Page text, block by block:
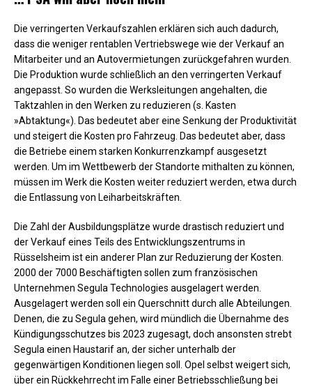
Die verringerten Verkaufszahlen erklären sich auch dadurch,
dass die weniger rentablen Vertriebswege wie der Verkauf an
Mitarbeiter und an Autovermietungen zurückgefahren wurden.
Die Produktion wurde schließlich an den verringerten Verkauf
angepasst. So wurden die Werksleitungen angehalten, die
Taktzahlen in den Werken zu reduzieren (s. Kasten
»Abtaktung«). Das bedeutet aber eine Senkung der Produktivität
und steigert die Kosten pro Fahrzeug. Das bedeutet aber, dass
die Betriebe einem starken Konkurrenzkampf ausgesetzt
werden. Um im Wettbewerb der Standorte mithalten zu können,
müssen im Werk die Kosten weiter reduziert werden, etwa durch
die Entlassung von Leiharbeitskräften.
Die Zahl der Ausbildungsplätze wurde drastisch reduziert und
der Verkauf eines Teils des Entwicklungszentrums in
Rüsselsheim ist ein anderer Plan zur Reduzierung der Kosten.
2000 der 7000 Beschäftigten sollen zum französischen
Unternehmen Segula Technologies ausgelagert werden.
Ausgelagert werden soll ein Querschnitt durch alle Abteilungen.
Denen, die zu Segula gehen, wird mündlich die Übernahme des
Kündigungsschutzes bis 2023 zugesagt, doch ansonsten strebt
Segula einen Haustarif an, der sicher unterhalb der
gegenwärtigen Konditionen liegen soll. Opel selbst weigert sich,
über ein Rückkehrrecht im Falle einer Betriebsschließung bei